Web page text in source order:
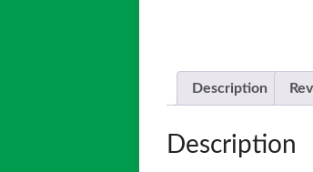
Description
Description